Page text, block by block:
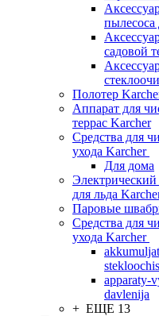
пылесоса
садовой
Полотер
Аппарат для
террас Karcher
Средства для
ухода Karcher
Для дома
Электрический
для льда
Паровые
Средства для
ухода Karcher
apparaty-
davlenija
+ ЕЩЕ 13